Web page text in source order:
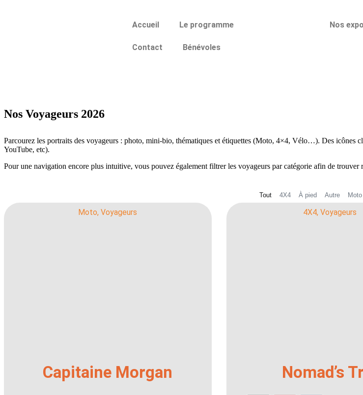
Accueil Le programme Nos
Contact Bénévoles
Nos Voyageurs 2026
Parcourez les portraits des voyageurs : photo, mini-bio, thématiques et étiquettes (Moto, 4×4, Vélo…). Des icônes
YouTube, etc).
Pour une navigation encore plus intuitive, vous pouvez également filtrer les voyageurs par catégorie afin de trouver
4X4 À pied Autre Moto
Tout
Moto,Voyageurs
Capitaine Morgan
4X4,Voyageurs
Nomad’s